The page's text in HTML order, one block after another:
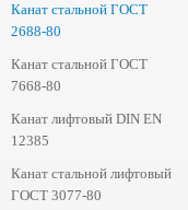
Канат стальной ГОСТ
2688-80
Канат стальной ГОСТ
7668-80
Канат лифтовый DIN EN
12385
Канат стальной лифтовый
ГОСТ 3077-80